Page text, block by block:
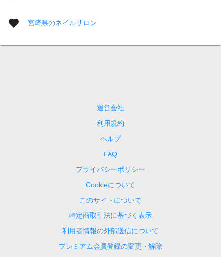
宮崎県のネイルサロン
運営会社
利用規約
ヘルプ
FAQ
プライバシーポリシー
Cookieについて
このサイトについて
特定商取引法に基づく表示
利用者情報の外部送信について
プレミアム会員登録の変更・解除